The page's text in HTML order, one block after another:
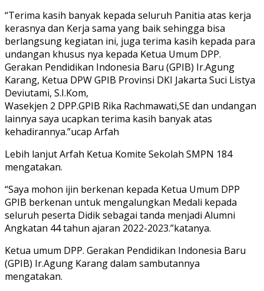
“Terima kasih banyak kepada seluruh Panitia atas kerja
kerasnya dan Kerja sama yang baik sehingga bisa
berlangsung kegiatan ini, juga terima kasih kepada para
undangan khusus nya kepada Ketua Umum DPP.
Gerakan Pendidikan Indonesia Baru (GPIB) Ir.Agung
Karang, Ketua DPW GPIB Provinsi DKI Jakarta Suci Listya
Deviutami, S.I.Kom,
Wasekjen 2 DPP.GPIB Rika Rachmawati,SE dan undangan
lainnya saya ucapkan terima kasih banyak atas
kehadirannya.”ucap Arfah
Lebih lanjut Arfah Ketua Komite Sekolah SMPN 184
mengatakan.
“Saya mohon ijin berkenan kepada Ketua Umum DPP
GPIB berkenan untuk mengalungkan Medali kepada
seluruh peserta Didik sebagai tanda menjadi Alumni
Angkatan 44 tahun ajaran 2022-2023.”katanya.
Ketua umum DPP. Gerakan Pendidikan Indonesia Baru
(GPIB) Ir.Agung Karang dalam sambutannya
mengatakan.